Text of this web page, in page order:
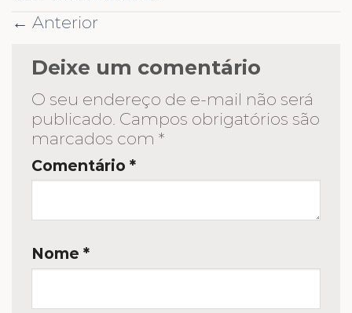
← Anterior
Deixe um comentário
O seu endereço de e-mail não será
publicado. Campos obrigatórios são
marcados com *
Comentário *
Nome *